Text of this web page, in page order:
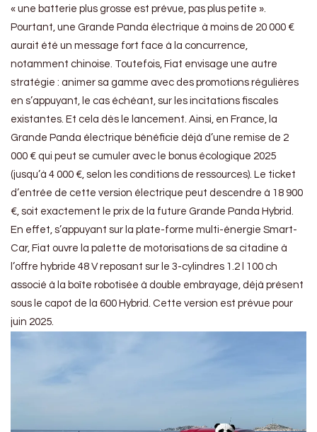
« une batterie plus grosse est prévue, pas plus petite ».
Pourtant, une Grande Panda électrique à moins de 20 000 €
aurait été un message fort face à la concurrence,
notamment chinoise. Toutefois, Fiat envisage une autre
stratégie : animer sa gamme avec des promotions régulières
en s’appuyant, le cas échéant, sur les incitations fiscales
existantes. Et cela dès le lancement. Ainsi, en France, la
Grande Panda électrique bénéficie déjà d’une remise de 2
000 € qui peut se cumuler avec le bonus écologique 2025
(jusqu’à 4 000 €, selon les conditions de ressources). Le ticket
d’entrée de cette version électrique peut descendre à 18 900
€, soit exactement le prix de la future Grande Panda Hybrid.
En effet, s’appuyant sur la plate-forme multi-énergie Smart-
Car, Fiat ouvre la palette de motorisations de sa citadine à
l’offre hybride 48 V reposant sur le 3-cylindres 1.2 l 100 ch
associé à la boîte robotisée à double embrayage, déjà présent
sous le capot de la 600 Hybrid. Cette version est prévue pour
juin 2025.